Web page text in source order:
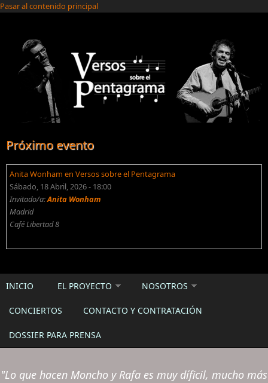
Pasar al contenido principal
Próximo evento
Anita Wonham en Versos sobre el Pentagrama
Sábado, 18 Abril, 2026 - 18:00
Invitado/a:Anita Wonham
Madrid
Café Libertad 8
INICIO EL PROYECTO NOSOTROS
CONCIERTOS CONTACTO Y CONTRATACIÓN
DOSSIER PARA PRENSA
"Lo que hacen Moncho y Rafa es muy díficil, mucho más